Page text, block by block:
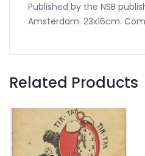
Published by the NSB
Amsterdam. 23x16cm.
Related Products